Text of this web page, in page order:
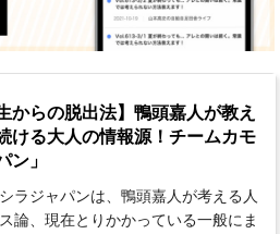
からの脱出法】鴨頭嘉人が教え
ける大人の情報源！チームカモ
ン」
ラジャパンは、鴨頭嘉人が考える人
論、現在とりかかっている一般にま